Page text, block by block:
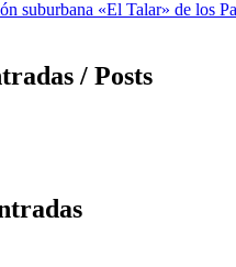
suburbana «El Talar» de los
/ Posts